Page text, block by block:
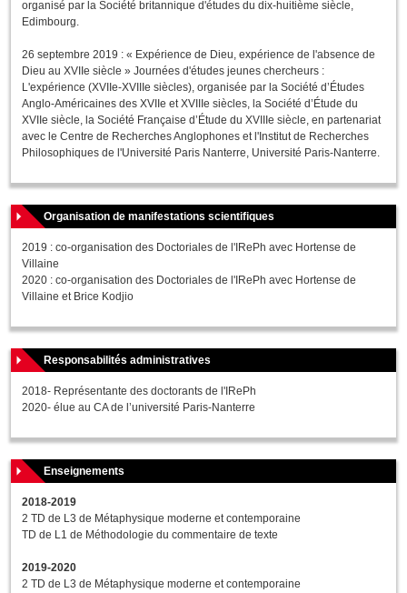
organisé par la Société britannique d'études du dix-huitième siècle,
Edimbourg.
26 septembre 2019 : « Expérience de Dieu, expérience de l'absence de
Dieu au XVIIe siècle » Journées d'études jeunes chercheurs :
L'expérience (XVIIe-XVIIIe siècles), organisée par la Société d’Études
Anglo-Américaines des XVIIe et XVIIIe siècles, la Société d’Étude du
XVIIe siècle, la Société Française d’Étude du XVIIIe siècle, en partenariat
avec le Centre de Recherches Anglophones et l'Institut de Recherches
Philosophiques de l'Université Paris Nanterre, Université Paris-Nanterre.
Organisation de manifestations scientifiques
2019 : co-organisation des Doctoriales de l'IRePh avec Hortense de
Villaine
2020 : co-organisation des Doctoriales de l'IRePh avec Hortense de
Villaine et Brice Kodjio
Responsabilités administratives
2018- Représentante des doctorants de l'IRePh
2020- élue au CA de l’université Paris-Nanterre
Enseignements
2018-2019
2 TD de L3 de Métaphysique moderne et contemporaine
TD de L1 de Méthodologie du commentaire de texte
2019-2020
2 TD de L3 de Métaphysique moderne et contemporaine